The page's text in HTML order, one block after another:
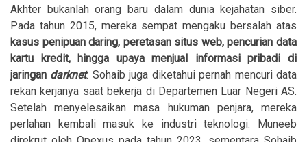
Akhter bukanlah orang baru dalam dunia kejahatan siber.
Pada tahun 2015, mereka sempat mengaku bersalah atas
kasus penipuan daring, peretasan situs web, pencurian data
kartu kredit, hingga upaya menjual informasi pribadi di
jaringan darknet. Sohaib juga diketahui pernah mencuri data
rekan kerjanya saat bekerja di Departemen Luar Negeri AS.
Setelah menyelesaikan masa hukuman penjara, mereka
perlahan kembali masuk ke industri teknologi. Muneeb